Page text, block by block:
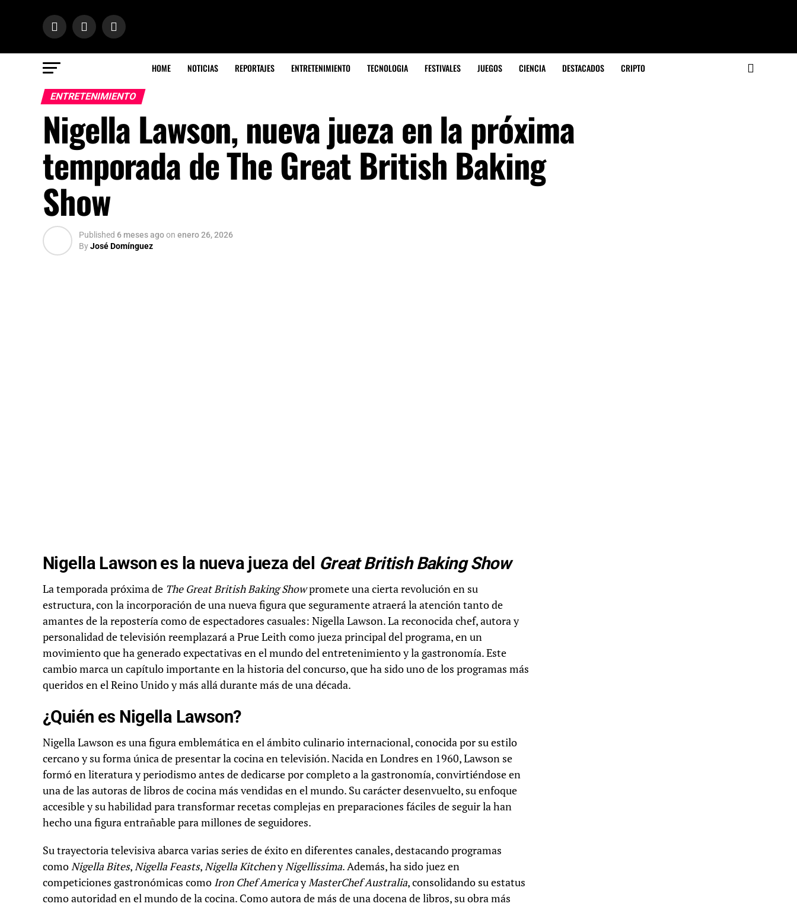
HOME NOTICIAS REPORTAJES ENTRETENIMIENTO TECNOLOGIA FESTIVALES JUEGOS CIENCIA DESTACADOS CRIPTO
ENTRETENIMIENTO
Nigella Lawson, nueva jueza en la próxima
temporada de The Great British Baking
Show
Published 6 meses agoon enero 26, 2026
ByJosé Domínguez
Nigella Lawson es la nueva jueza del Great British Baking Show
La temporada próxima de The Great British Baking Showpromete una cierta revolución en su
estructura, con la incorporación de una nueva figura que seguramente atraerá la atención tanto de
amantes de la repostería como de espectadores casuales: Nigella Lawson. La reconocida chef, autora y
personalidad de televisión reemplazará a Prue Leith como jueza principal del programa, en un
movimiento que ha generado expectativas en el mundo del entretenimiento y la gastronomía. Este
cambio marca un capítulo importante en la historia del concurso, que ha sido uno de los programas más
queridos en el Reino Unido y más allá durante más de una década.
¿Quién es Nigella Lawson?
Nigella Lawson es una figura emblemática en el ámbito culinario internacional, conocida por su estilo
cercano y su forma única de presentar la cocina en televisión. Nacida en Londres en 1960, Lawson se
formó en literatura y periodismo antes de dedicarse por completo a la gastronomía, convirtiéndose en
una de las autoras de libros de cocina más vendidas en el mundo. Su carácter desenvuelto, su enfoque
accesible y su habilidad para transformar recetas complejas en preparaciones fáciles de seguir la han
hecho una figura entrañable para millones de seguidores.
Su trayectoria televisiva abarca varias series de éxito en diferentes canales, destacando programas
comoNigella Bites,Nigella Feasts,Nigella KitchenyNigellissima. Además, ha sido juez en
competiciones gastronómicas como Iron Chef AmericayMasterChef Australia, consolidando su estatus
como autoridad en el mundo de la cocina. Como autora de más de una docena de libros, su obra más